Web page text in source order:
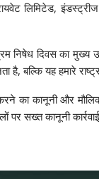
लिमिटेड,
निषेध दिवस का
बल्कि यह हमारे
का कानूनी और
कानूनी कार्रवाई